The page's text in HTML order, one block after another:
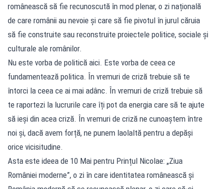
românească să fie recunoscută în mod plenar, o zi națională
de care românii au nevoie și care să fie pivotul în jurul căruia
să fie construite sau reconstruite proiectele politice, sociale și
culturale ale românilor.
Nu este vorba de politică aici. Este vorba de ceea ce
fundamentează politica. În vremuri de criză trebuie să te
întorci la ceea ce ai mai adânc. În vremuri de criză trebuie să
te raportezi la lucrurile care îți pot da energia care să te ajute
să ieși din acea criză. În vremuri de criză ne cunoaștem între
noi și, dacă avem forță, ne punem laolaltă pentru a depăși
orice vicisitudine.
Asta este ideea de 10 Mai pentru Prințul Nicolae: „Ziua
României moderne”, o zi în care identitatea românească și